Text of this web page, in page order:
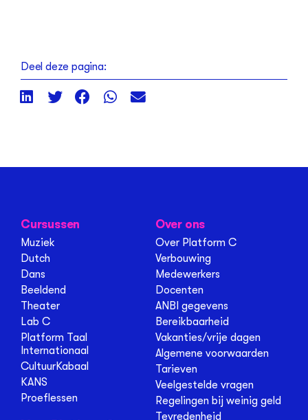
Deel deze pagina:
Cursussen
Muziek
Dutch
Dans
Beeldend
Theater
Lab C
Platform Taal
Internationaal
CultuurKabaal
KANS
Proeflessen
Over ons
Over Platform C
Verbouwing
Medewerkers
Docenten
ANBI gegevens
Bereikbaarheid
Vakanties/vrije dagen
Algemene voorwaarden
Tarieven
Veelgestelde vragen
Regelingen bij weinig geld
Tevredenheid